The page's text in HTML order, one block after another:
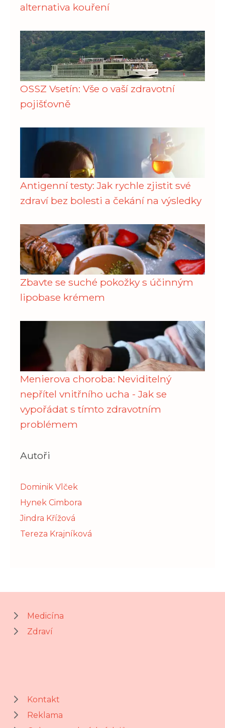
alternativa kouření
OSSZ Vsetín: Vše o vaší zdravotní
pojišťovně
Antigenní testy: Jak rychle zjistit své
zdraví bez bolesti a čekání na výsledky
Zbavte se suché pokožky s účinným
lipobase krémem
Menierova choroba: Neviditelný
nepřítel vnitřního ucha - Jak se
vypořádat s tímto zdravotním
problémem
Autoři
Dominik Vlček
Hynek Cimbora
Jindra Křížová
Tereza Krajníková
Medicína
Zdraví
Kontakt
Reklama